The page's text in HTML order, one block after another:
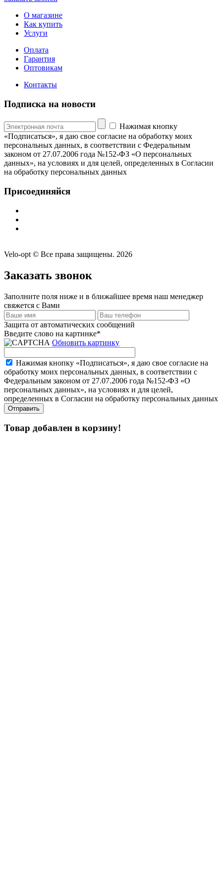
О магазине
Как купить
Услуги
Оплата
Гарантия
Оптовикам
Контакты
Подписка на новости
Нажимая кнопку
«Подписаться», я даю свое согласие на обработку моих
персональных данных, в соответствии с Федеральным
законом от 27.07.2006 года №152-ФЗ «О персональных
данных», на условиях и для целей, определенных в Согласии
на обработку персональных данных
Присоединяйся
Velo-opt © Все права защищены. 2026
Заказать звонок
Заполните поля ниже и в ближайшее время наш менеджер
свяжется с Вами
Защита от автоматических сообщений
Введите слово на картинке*
Обновить картинку
Нажимая кнопку «Подписаться», я даю свое согласие на
обработку моих персональных данных, в соответствии с
Федеральным законом от 27.07.2006 года №152-ФЗ «О
персональных данных», на условиях и для целей,
определенных в Согласии на обработку персональных данных
Товар добавлен в корзину!